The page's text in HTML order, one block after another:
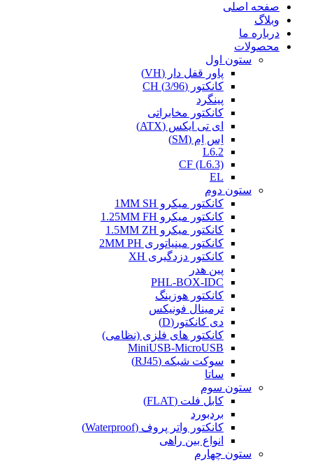
صفحه اصلی
وبلاگ
درباره ما
محصولات
ستون اول
پاور قفل دار (VH)
کانکتور (3/96) CH
پینگرد
کانکتور مخابراتی
ای تی ایکس (ATX)
اِس اِم (SM)
L6.2
CF (L6.3)
EL
ستون دوم
کانکتور میکرو 1MM SH
کانکتور میکرو 1.25MM FH
کانکتور میکرو 1.5MM ZH
کانکتور مینیاتوری 2MM PH
کانکتور دزدگیری XH
پین هدر
PHL-BOX-IDC
کانکتور هوزینگ
ترمینال فونیکس
دی کانکتور(D)
کانکتور های فلزی (نظامی)
MiniUSB-MicroUSB
سوکت شبکه (RJ45)
ساتا
ستون سوم
کابل فلت (FLAT)
بردبورد
کانکتور واتر پروف (Waterproof)
انواع بین راهی
ستون چهارم